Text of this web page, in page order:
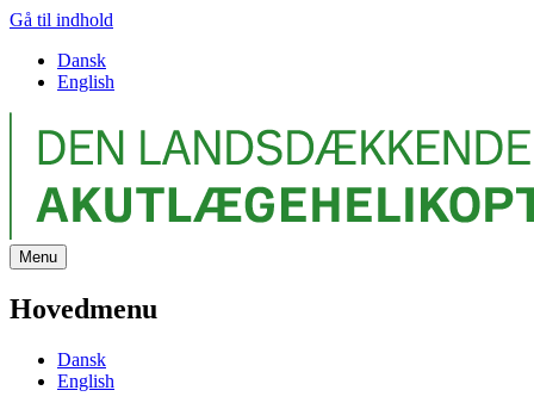
Gå til indhold
Dansk
English
Menu
Hovedmenu
Dansk
English